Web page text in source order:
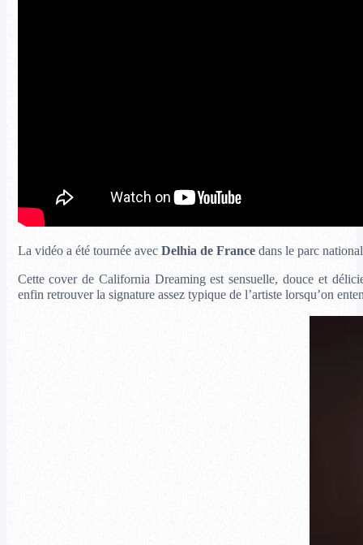
La vidéo a été tournée avec Delhia de Francedans le parc
Cette cover de California Dreaming est sensuelle, douce et
enfin retrouver la signature assez typique de l’artiste lorsqu’on